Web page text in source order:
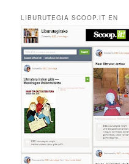
LIBURUTEGIA SCOOP.IT EN